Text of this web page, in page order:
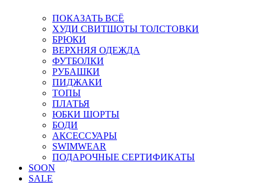
ПОКАЗАТЬ ВСЁ
ХУДИ СВИТШОТЫ ТОЛСТОВКИ
БРЮКИ
ВЕРХНЯЯ ОДЕЖДА
ФУТБОЛКИ
РУБАШКИ
ПИДЖАКИ
ТОПЫ
ПЛАТЬЯ
ЮБКИ ШОРТЫ
БОДИ
АКСЕССУАРЫ
SWIMWEAR
ПОДАРОЧНЫЕ СЕРТИФИКАТЫ
SOON
SALE